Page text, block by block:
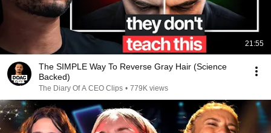
21:55
The SIMPLE Way To Reverse Gray Hair (Science
Backed)
The Diary Of A CEO Clips • 779K views